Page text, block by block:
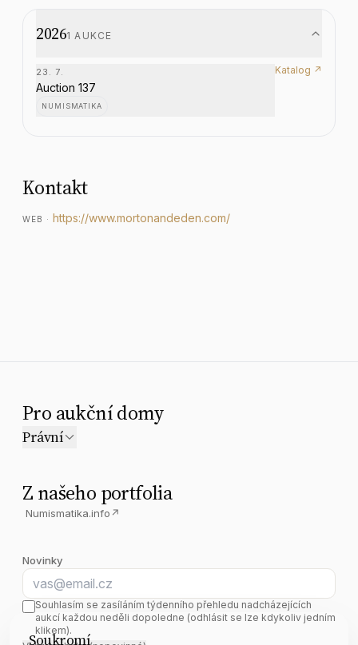
Soukromí
20261 AUKCE
23. 7.
Auction 137
NUMISMATIKA
Katalog ↗
Kontakt
WEB · https://www.mortonandeden.com/
Pro aukční domy
Právní
Z našeho portfolia
Numismatika.info ↗
Novinky
E-mail
Souhlasím se zasíláním týdenního přehledu nadcházejících
aukcí každou neděli dopoledne (odhlásit se lze kdykoliv jedním
klikem).